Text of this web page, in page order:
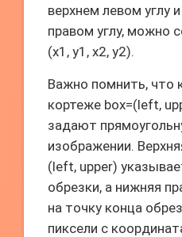
верхнем левом углу
правом углу, можно
(x1, y1, x2, y2).
Важно помнить, что
кортеже box=(left,
задают
изображении.
(left, upper)
обрезки, а нижняя
на точку конца
пиксели с